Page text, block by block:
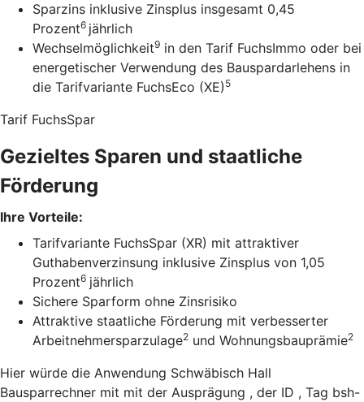
Sparzins inklusive Zinsplus insgesamt 0,45
Prozent6 jährlich
Wechselmöglichkeit9 in den Tarif FuchsImmo oder bei
energetischer Verwendung des Bauspardarlehens in
die Tarifvariante FuchsEco (XE) 5
Tarif FuchsSpar
Gezieltes Sparen und staatliche
Förderung
Ihre Vorteile:
Tarifvariante FuchsSpar (XR) mit attraktiver
Guthabenverzinsung inklusive Zinsplus von 1,05
Prozent6 jährlich
Sichere Sparform ohne Zinsrisiko
Attraktive staatliche Förderung mit verbesserter
Arbeitnehmersparzulage2 und Wohnungsbauprämie2
Hier würde die Anwendung Schwäbisch Hall
Bausparrechner mit mit der Ausprägung , der ID , Tag bsh-